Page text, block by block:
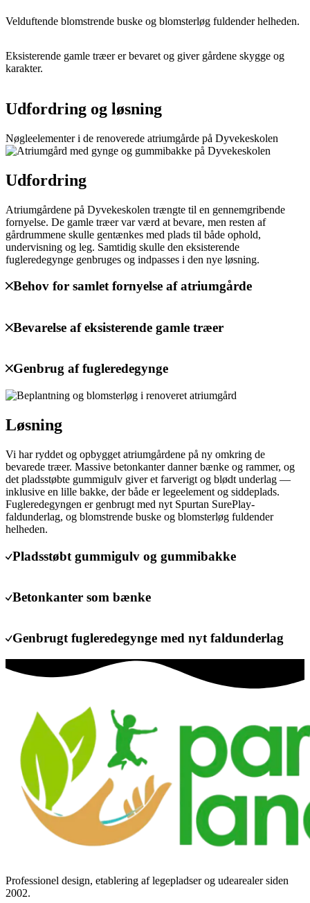
Velduftende blomstrende buske og blomsterløg fuldender helheden.
Eksisterende gamle træer er bevaret og giver gårdene skygge og
karakter.
Udfordring og løsning
Nøgleelementer i de renoverede atriumgårde på Dyvekeskolen
Udfordring
Atriumgårdene på Dyvekeskolen trængte til en gennemgribende
fornyelse. De gamle træer var værd at bevare, men resten af
gårdrummene skulle gentænkes med plads til både ophold,
undervisning og leg. Samtidig skulle den eksisterende
fugleredegynge genbruges og indpasses i den nye løsning.
Behov for samlet fornyelse af atriumgårde
Bevarelse af eksisterende gamle træer
Genbrug af fugleredegynge
Løsning
Vi har ryddet og opbygget atriumgårdene på ny omkring de
bevarede træer. Massive betonkanter danner bænke og rammer, og
det pladsstøbte gummigulv giver et farverigt og blødt underlag —
inklusive en lille bakke, der både er legeelement og siddeplads.
Fugleredegyngen er genbrugt med nyt Spurtan SurePlay-
faldunderlag, og blomstrende buske og blomsterløg fuldender
helheden.
Pladsstøbt gummigulv og gummibakke
Betonkanter som bænke
Genbrugt fugleredegynge med nyt faldunderlag
Professionel design, etablering af legepladser og udearealer siden
2002.